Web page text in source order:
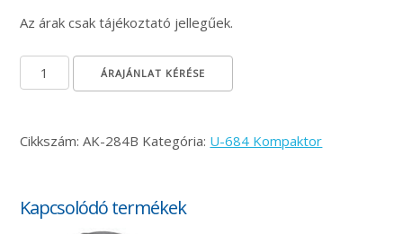
Az árak csak tájékoztató jellegűek.
Simító rugóbal mennyiség
ÁRAJÁNLAT KÉRÉSE
Cikkszám:AK-284B Kategória: U-684 Kompaktor
Kapcsolódó termékek